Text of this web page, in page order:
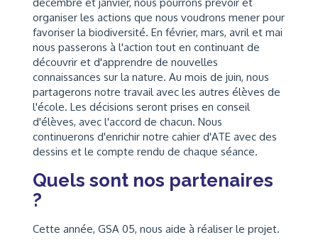
organiser les actions que nous voudrons mener pour
favoriser la biodiversité. En février, mars, avril et mai
nous passerons à l'action tout en continuant de
découvrir et d'apprendre de nouvelles
connaissances sur la nature. Au mois de juin, nous
partagerons notre travail avec les autres élèves de
l'école. Les décisions seront prises en conseil
d'élèves, avec l'accord de chacun. Nous
continuerons d'enrichir notre cahier d'ATE avec des
dessins et le compte rendu de chaque séance.
Quels sont nos partenaires
?
Cette année, GSA 05, nous aide à réaliser le projet.